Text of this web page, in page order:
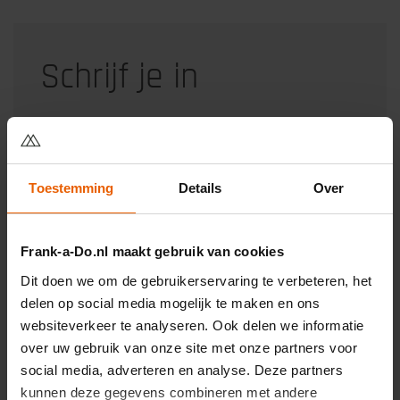
Toestemming Details Over
Frank-a-Do.nl maakt gebruik van cookies
Dit doen we om de gebruikerservaring te verbeteren, het
delen op social media mogelijk te maken en ons
websiteverkeer te analyseren. Ook delen we informatie
over uw gebruik van onze site met onze partners voor
social media, adverteren en analyse. Deze partners
kunnen deze gegevens combineren met andere
Schrijf je in
Ontvang alle blogartikelen per mail
Categorieën
→ Affiliate Marketing